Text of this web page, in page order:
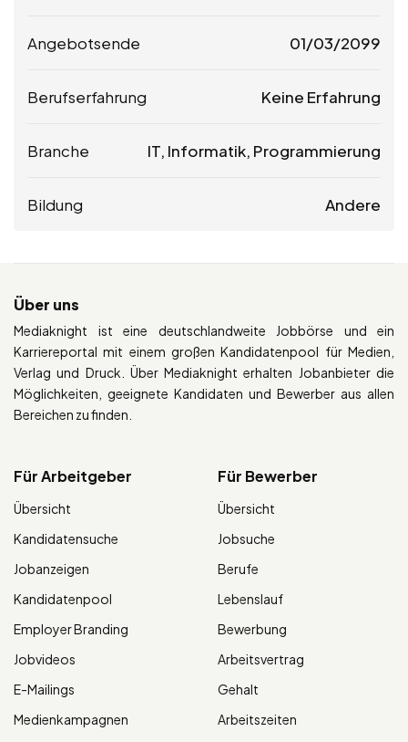
Angebotsende 01/03/2099
Berufserfahrung Keine Erfahrung
Branche IT, Informatik, Programmierung
Bildung Andere
Über uns
Mediaknight ist eine deutschlandweite Jobbörse und ein
Karriereportal mit einem großen Kandidatenpool für Medien,
Verlag und Druck. Über Mediaknight erhalten Jobanbieter die
Möglichkeiten, geeignete Kandidaten und Bewerber aus allen
Bereichen zu finden.
Für Arbeitgeber
Übersicht
Kandidatensuche
Jobanzeigen
Kandidatenpool
Employer Branding
Jobvideos
E-Mailings
Medienkampagnen
Für Bewerber
Übersicht
Jobsuche
Berufe
Lebenslauf
Bewerbung
Arbeitsvertrag
Gehalt
Arbeitszeiten